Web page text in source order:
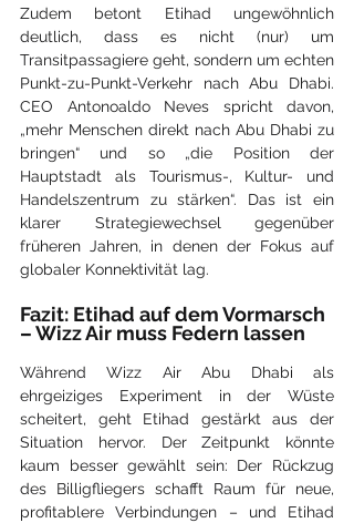
Zudem betont Etihad ungewöhnlich
deutlich, dass es nicht (nur) um
Transitpassagiere geht, sondern um echten
Punkt-zu-Punkt-Verkehr nach Abu Dhabi.
CEO Antonoaldo Neves spricht davon,
„mehr Menschen direkt nach Abu Dhabi zu
bringen“ und so „die Position der
Hauptstadt als Tourismus-, Kultur- und
Handelszentrum zu stärken“. Das ist ein
klarer Strategiewechsel gegenüber
früheren Jahren, in denen der Fokus auf
globaler Konnektivität lag.
Fazit: Etihad auf dem Vormarsch
– Wizz Air muss Federn lassen
Während Wizz Air Abu Dhabi als
ehrgeiziges Experiment in der Wüste
scheitert, geht Etihad gestärkt aus der
Situation hervor. Der Zeitpunkt könnte
kaum besser gewählt sein: Der Rückzug
des Billigfliegers schafft Raum für neue,
profitablere Verbindungen – und Etihad